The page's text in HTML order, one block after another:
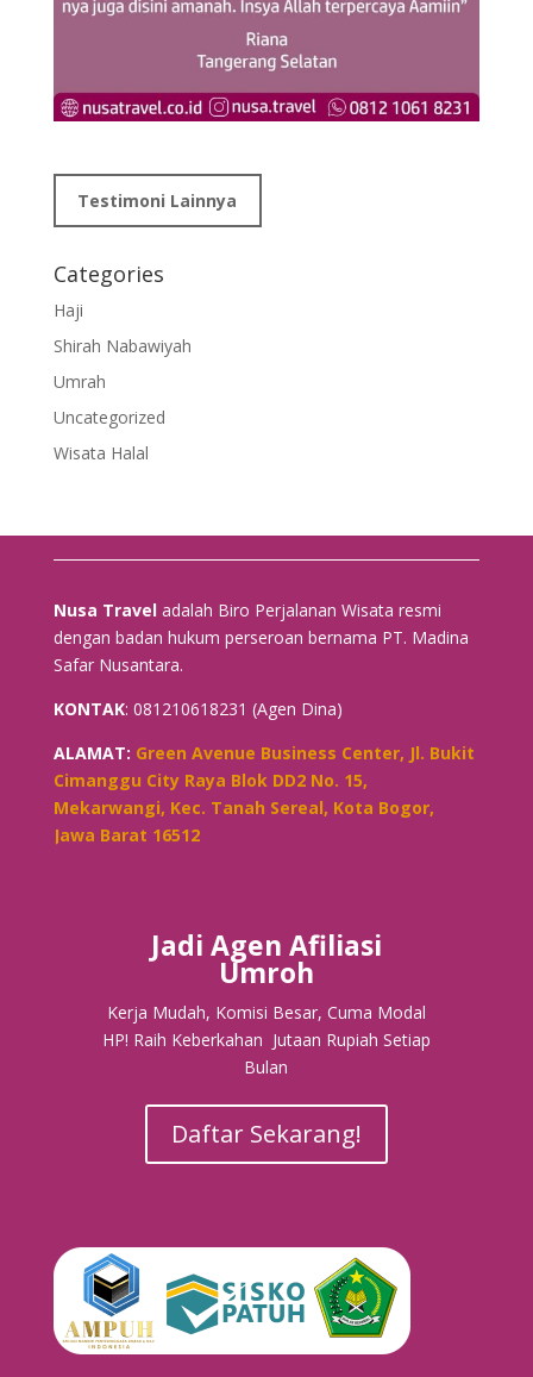
Testimoni Lainnya
Categories
Haji
Shirah Nabawiyah
Umrah
Uncategorized
Wisata Halal
Nusa Traveladalah Biro Perjalanan Wisata resmi
dengan badan hukum perseroan bernama PT. Madina
Safar Nusantara.
KONTAK: 081210618231 (Agen Dina)
ALAMAT: Green Avenue Business Center, Jl. Bukit
Cimanggu City Raya Blok DD2 No. 15,
Mekarwangi, Kec. Tanah Sereal, Kota Bogor,
Jawa Barat 16512
Jadi Agen Afiliasi
Umroh
Kerja Mudah, Komisi Besar, Cuma Modal
HP! Raih Keberkahan Jutaan Rupiah Setiap
Bulan
Daftar Sekarang!